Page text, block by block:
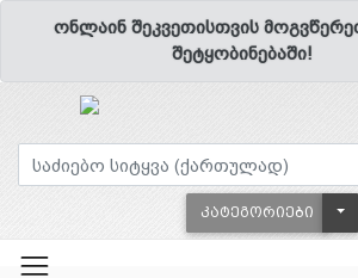
ონლაინ შეკვეთისთვის
შეტყობინებაში!
ᲙᲐᲢᲔᲒᲝᲠᲘᲔᲑᲘ